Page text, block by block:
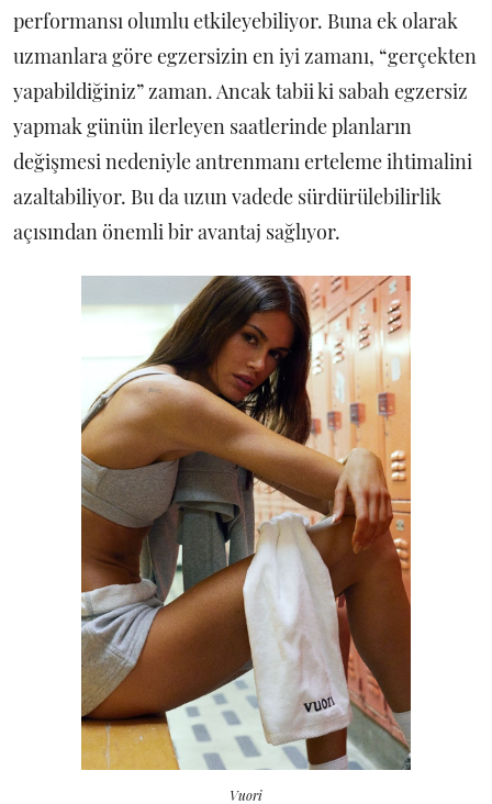
performansı olumlu etkileyebiliyor. Buna ek olarak
uzmanlara göre egzersizin en iyi zamanı, “gerçekten
yapabildiğiniz” zaman. Ancak tabii ki sabah egzersiz
yapmak günün ilerleyen saatlerinde planların
değişmesi nedeniyle antrenmanı erteleme ihtimalini
azaltabiliyor. Bu da uzun vadede sürdürülebilirlik
açısından önemli bir avantaj sağlıyor.
Vuori